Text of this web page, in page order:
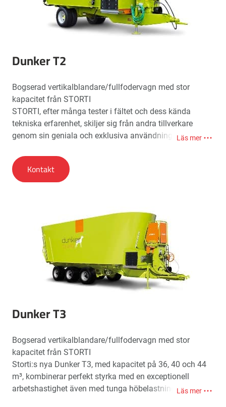
Dunker T2
Bogserad vertikalblandare/fullfodervagn med stor
kapacitet från STORTI
STORTI, efter många tester i fältet och dess kända
tekniska erfarenhet, skiljer sig från andra tillverkare
genom sin geniala och exklusiva användning av rymd-
produkterna inuti tanken och samtidig
skärblandningseffektivitet och hastighet för alla
komponenter.
deklarerade volym kan Dunker T2, jämfört med andra,
ladda och blanda en större mängd material optimalt.
De två speciella vertikala skruvarna gör denna maskin
särskilt lämplig för uppfödningsgårdar med stora
dimensioner.
Läs mer
Kontakt
Dunker T3
Bogserad vertikalblandare/fullfodervagn med stor
kapacitet från STORTI
Storti:s nya Dunker T3, med kapacitet på 36, 40 och 44
m³, kombinerar perfekt styrka med en exceptionell
arbetshastighet även med tunga höbelastningar, vilket
Läs mer